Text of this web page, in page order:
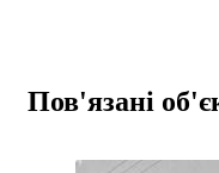
Пов'язані